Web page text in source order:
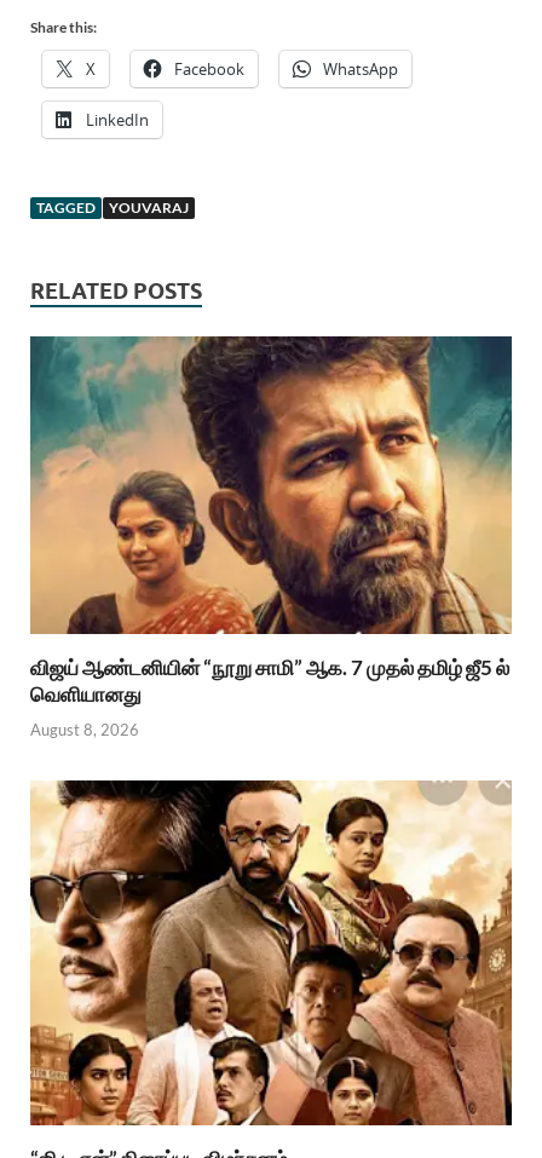
Share this:
X Facebook WhatsApp
LinkedIn
TAGGED YOUVARAJ
RELATED POSTS
விஜய் ஆண்டனியின் “நூறு சாமி” ஆக. 7 முதல் தமிழ் ஜீ5 ல்
வெளியானது
August 8, 2026